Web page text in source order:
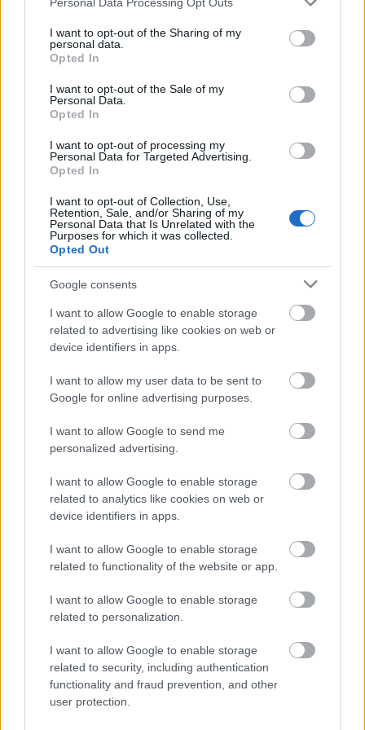
not limited to your visit or usage behaviour. You may click to
grant or deny consent to Google and its third-party tags to
use your data for below specified purposes in below Google
consent section.
I want to opt-out of the Sharing of my
personal data.
Opted In
I want to opt-out of the Sale of my
Personal Data.
Opted In
I want to opt-out of processing my
Personal Data for Targeted Advertising.
Opted In
I want to opt-out of Collection, Use,
Retention, Sale, and/or Sharing of my
Personal Data that Is Unrelated with the
Purposes for which it was collected.
Opted Out
Google consents
I want to allow Google to enable storage
related to advertising like cookies on web or
device identifiers in apps.
I want to allow my user data to be sent to
Google for online advertising purposes.
I want to allow Google to send me
personalized advertising.
I want to allow Google to enable storage
related to analytics like cookies on web or
device identifiers in apps.
I want to allow Google to enable storage
related to functionality of the website or app.
I want to allow Google to enable storage
related to personalization.
I want to allow Google to enable storage
related to security, including authentication
functionality and fraud prevention, and other
user protection.
Az Európai Bankfelügyeleti Hatóság (EBA) új
igazgatótanácsi tagjává választotta Sipos-
Tompa Leventét, az MNB pénzügyi
fogyasztóvédelemért felelős alelnökét -
tette közzé a Magyar Nemzeti Bank (MNB) a
honlapján.
Az EBA Igazgatótanácsának legfontosabb célja,
hogy hatékony, következetes prudenciális
szabályozás és felügyelet biztosításával
elősegítse az európai bankszektor stabilitását.
A testület az elnök mellett a választott
nemzeti pénzügyi felügyeleti hatóságok,
illetve jegybankok felsővezetőiből, az
Európai Bizottság képviselőjéből és az
ügyvezető igazgatóból áll,
kiegyensúlyozottan reprezentálva az
Európai Unió egészét